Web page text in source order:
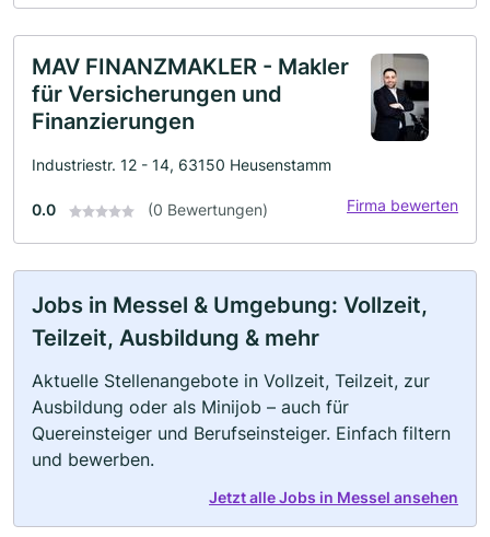
MAV FINANZMAKLER - Makler
für Versicherungen und
Finanzierungen
Industriestr. 12 - 14, 63150 Heusenstamm
0.0 (0 Bewertungen) Firma bewerten
Jobs in Messel & Umgebung: Vollzeit,
Teilzeit, Ausbildung & mehr
Aktuelle Stellenangebote in Vollzeit, Teilzeit, zur
Ausbildung oder als Minijob – auch für
Quereinsteiger und Berufseinsteiger. Einfach filtern
und bewerben.
Jetzt alle Jobs in Messel ansehen